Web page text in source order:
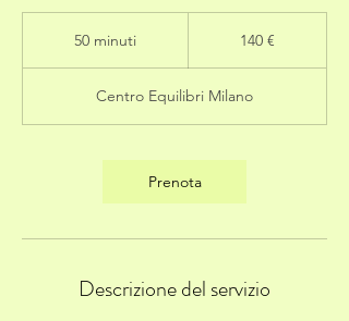
50 minuti
i
n
t
140 €
Centro Equilibri Milano
Prenota
Descrizione del servizio